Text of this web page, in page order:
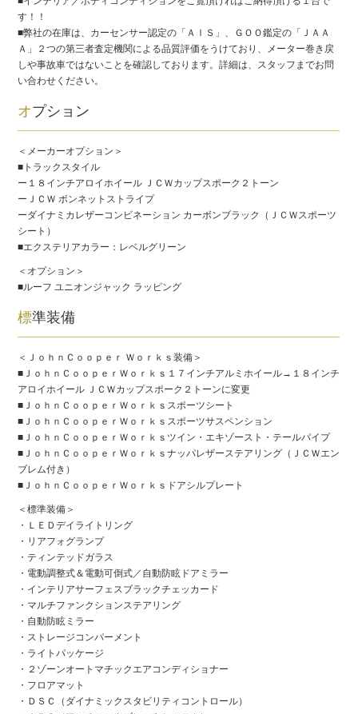
す！！
■弊社の在庫は、カーセンサー認定の「ＡＩＳ」、ＧＯＯ鑑定の「ＪＡＡ
Ａ」２つの第三者査定機関による品質評価をうけており、メーター巻き戻
しや事故車ではないことを確認しております。詳細は、スタッフまでお問
い合わせください。
オプション
＜メーカーオプション＞
■トラックスタイル
ー１８インチアロイホイール ＪＣＷカップスポーク２トーン
ーＪＣＷ ボンネットストライプ
ーダイナミカレザーコンビネーション カーボンブラック（ＪＣＷスポーツ
シート）
■エクステリアカラー：レベルグリーン
＜オプション＞
■ルーフ ユニオンジャック ラッピング
標準装備
＜ＪｏｈｎＣｏｏｐｅｒ Ｗｏｒｋｓ装備＞
■ＪｏｈｎＣｏｏｐｅｒＷｏｒｋｓ１７インチアルミホイール→１８インチ
アロイホイール ＪＣＷカップスポーク２トーンに変更
■ＪｏｈｎＣｏｏｐｅｒＷｏｒｋｓスポーツシート
■ＪｏｈｎＣｏｏｐｅｒＷｏｒｋｓスポーツサスペンション
■ＪｏｈｎＣｏｏｐｅｒＷｏｒｋｓツイン・エキゾースト・テールパイプ
■ＪｏｈｎＣｏｏｐｅｒＷｏｒｋｓナッパレザーステアリング（ＪＣＷエン
ブレム付き）
■ＪｏｈｎＣｏｏｐｅｒＷｏｒｋｓドアシルプレート
＜標準装備＞
・ＬＥＤデイライトリング
・リアフォグランプ
・ティンテッドガラス
・電動調整式＆電動可倒式／自動防眩ドアミラー
・インテリアサーフェスブラックチェッカード
・マルチファンクションステアリング
・自動防眩ミラー
・ストレージコンパーメント
・ライトパッケージ
・２ゾーンオートマチックエアコンディショナー
・フロアマット
・ＤＳＣ（ダイナミックスタビリティコントロール）